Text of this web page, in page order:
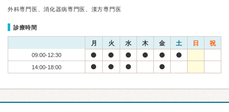
外科専門医、消化器病専門医、漢方専門医
診療時間
月 火 水 木 金 土 日 祝
09:00-12:30
14:00-18:00